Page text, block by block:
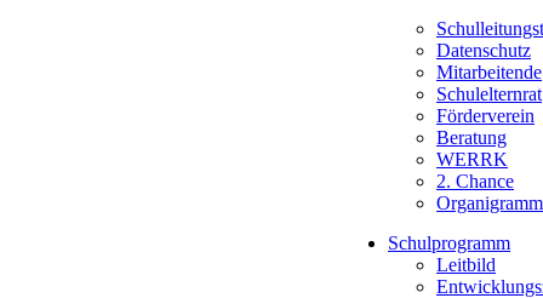
Datenschutz
Mitarbeitende
Schulelternrat
Förderverein
Beratung
WERRK
2. Chance
Organigramm
Schulprogramm
Leitbild